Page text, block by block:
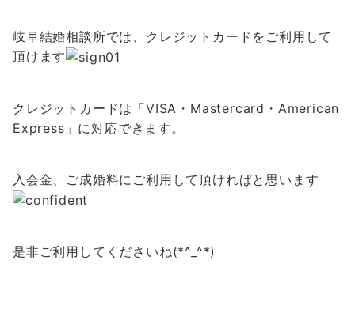
岐阜結婚相談所では、クレジットカードをご利用して
頂けます
クレジットカードは「VISA・Mastercard・American
Express」に対応できます。
入会金、ご成婚料にご利用して頂ければと思います
是非ご利用してくださいね(*^_^*)